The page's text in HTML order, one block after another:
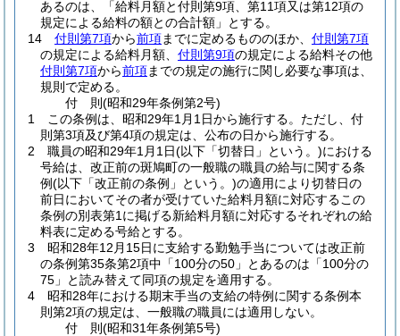
あるのは、「給料月額と付則第9項、第11項又は第12項の
規定による給料の額との合計額」とする。
14
付則第7項から前項までに定めるもののほか、 付則第7項
の規定による給料月額、 付則第9項の規定による給料その他
付則第7項から前項までの規定の施行に関し必要な事項は、
規則で定める。
付 則(昭和29年条例第2号)
1
この条例は、昭和29年1月1日から施行する。 ただし、付
則第3項及び第4項の規定は、公布の日から施行する。
2
職員の昭和29年1月1日(以下「切替日」という。)における
号給は、改正前の斑鳩町の一般職の職員の給与に関する条
例(以下「改正前の条例」という。)の適用により切替日の
前日においてその者が受けていた給料月額に対応するこの
条例の別表第1に掲げる新給料月額に対応するそれぞれの給
料表に定める号給とする。
3
昭和28年12月15日に支給する勤勉手当については改正前
の条例第35条第2項中「100分の50」とあるのは「100分の
75」と読み替えて同項の規定を適用する。
4
昭和28年における期末手当の支給の特例に関する条例本
則第2項の規定は、一般職の職員には適用しない。
付 則(昭和31年条例第5号)